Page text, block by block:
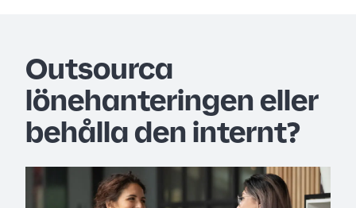
Outsourca
lönehanteringen eller
behålla den internt?